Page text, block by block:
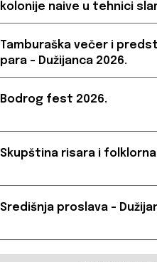
kolonije naive u tehnici
Tamburaška večer i
para – Dužijanca 2026.
Bodrog fest 2026.
Skupština risara i folklorna
Središnja proslava –